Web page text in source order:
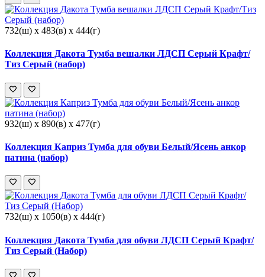
732(ш) x 483(в) x 444(г)
Коллекция Дакота Тумба вешалки ЛДСП Серый Крафт/
Тиз Серый (набор)
932(ш) x 890(в) x 477(г)
Коллекция Каприз Тумба для обуви Белый/Ясень анкор
патина (набор)
732(ш) x 1050(в) x 444(г)
Коллекция Дакота Тумба для обуви ЛДСП Серый Крафт/
Тиз Серый (Набор)